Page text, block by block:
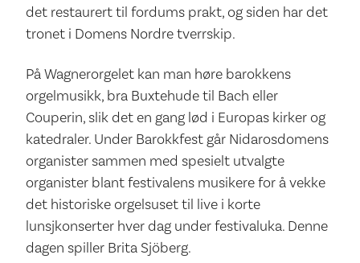
det restaurert til fordums prakt, og siden har det
tronet i Domens Nordre tverrskip.
På Wagnerorgelet kan man høre barokkens
orgelmusikk, bra Buxtehude til Bach eller
Couperin, slik det en gang lød i Europas kirker og
katedraler. Under Barokkfest går Nidarosdomens
organister sammen med spesielt utvalgte
organister blant festivalens musikere for å vekke
det historiske orgelsuset til live i korte
lunsjkonserter hver dag under festivaluka. Denne
dagen spiller Brita Sjöberg.